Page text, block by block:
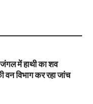
में हाथी का शव
वन विभाग कर रहा जांच